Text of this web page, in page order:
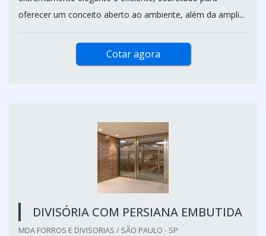
oferecer um conceito aberto ao ambiente, além da ampli...
Cotar agora
DIVISÓRIA COM PERSIANA EMBUTIDA
MDA FORROS E DIVISORIAS / SÃO PAULO - SP